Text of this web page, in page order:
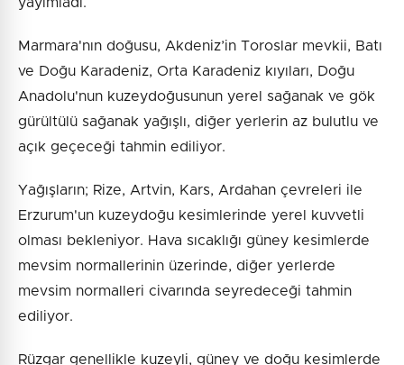
yayımladı.
Marmara'nın doğusu, Akdeniz’in Toroslar mevkii, Batı
ve Doğu Karadeniz, Orta Karadeniz kıyıları, Doğu
Anadolu'nun kuzeydoğusunun yerel sağanak ve gök
gürültülü sağanak yağışlı, diğer yerlerin az bulutlu ve
açık geçeceği tahmin ediliyor.
Yağışların; Rize, Artvin, Kars, Ardahan çevreleri ile
Erzurum'un kuzeydoğu kesimlerinde yerel kuvvetli
olması bekleniyor. Hava sıcaklığı güney kesimlerde
mevsim normallerinin üzerinde, diğer yerlerde
mevsim normalleri civarında seyredeceği tahmin
ediliyor.
Rüzgar genellikle kuzeyli, güney ve doğu kesimlerde